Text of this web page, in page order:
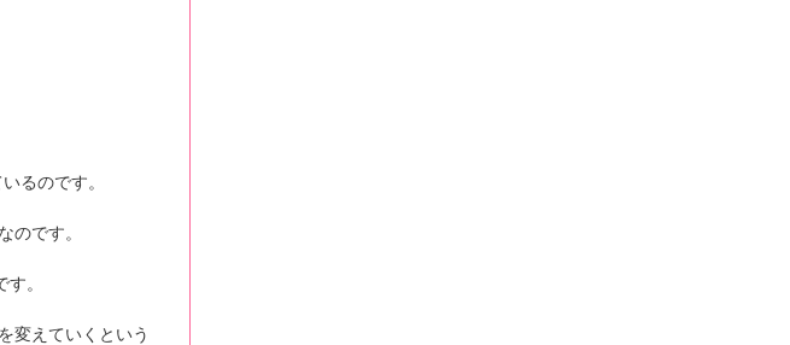
るのです。
のです。
。
変えていくという